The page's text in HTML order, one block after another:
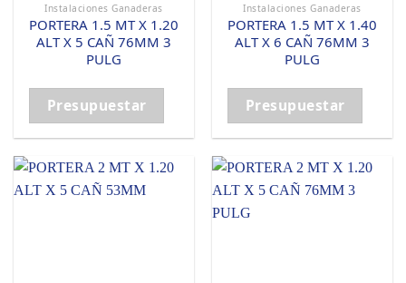
Instalaciones Ganaderas
PORTERA 1.5 MT X 1.20
ALT X 5 CAÑ 76MM 3
PULG
Presupuestar
Instalaciones Ganaderas
PORTERA 1.5 MT X 1.40
ALT X 6 CAÑ 76MM 3
PULG
Presupuestar